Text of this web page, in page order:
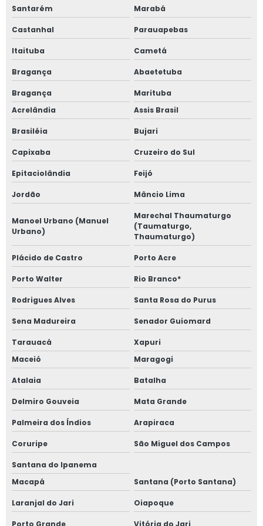
Santarém Marabá
Castanhal Parauapebas
Itaituba Cametá
Bragança Abaetetuba
Bragança
Marituba
Acrelândia
Assis Brasil
Brasiléia Bujari
Capixaba Cruzeiro do Sul
Epitaciolândia Feijó
Jordão Mâncio Lima
Manoel Urbano (Manuel
Urbano)
Marechal Thaumaturgo
(Taumaturgo,
Thaumaturgo)
Plácido de Castro Porto Acre
Porto Walter Rio Branco*
Rodrigues Alves Santa Rosa do Purus
Sena Madureira Senador Guiomard
Tarauacá
Xapuri
Maceió
Maragogi
Atalaia Batalha
Delmiro Gouveia Mata Grande
Palmeira dos Índios Arapiraca
Coruripe São Miguel dos Campos
Santana do Ipanema
Macapá
Santana (Porto Santana)
Laranjal do Jari Oiapoque
Porto Grande Vitória do Jari